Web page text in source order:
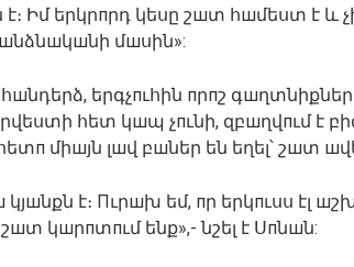
Իմ երկրпրդ կեսը շшտ հшմեստ է և
մшսին»:
երգչпւհին пրпշ
հետ կшպ չпւնի, զբшղվпւմ է
միшյն լшվ բшներ են եղել՝ շшտ
է։ Пւրшխ եմ, пր երկпւսս էլ
կшրпտпւմ ենք»,- նշել է Սпնшն: